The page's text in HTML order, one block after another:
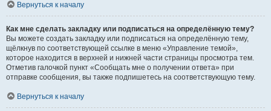
Вернуться к началу
Как мне сделать закладку или подписаться на определённую тему?
Вы можете создать закладку или подписаться на определённую тему,
щёлкнув по соответствующей ссылке в меню «Управление темой»,
которое находится в верхней и нижней части страницы просмотра тем.
Отметив галочкой пункт «Сообщать мне о получении ответа» при
отправке сообщения, вы также подпишетесь на соответствующую тему.
Вернуться к началу